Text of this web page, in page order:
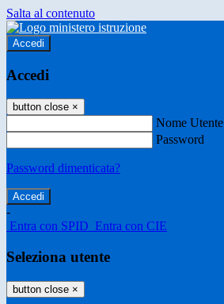
Salta al contenuto
Accedi
Accedi
button close ×
Nome Utente
Password
Password dimenticata?
-
Entra con SPID Entra con CIE
Seleziona utente
button close ×